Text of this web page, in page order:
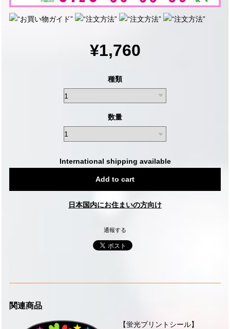
¥1,760
種類
数量
International shipping available
Add to cart
日本国内にお住まいの方向け
通報する
関連商品
【蛍光プリントシール】